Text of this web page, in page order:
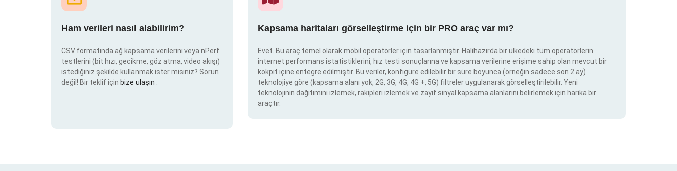
Ham verileri nasıl alabilirim?
CSV formatında ağ kapsama verilerini veya nPerf
testlerini (bit hızı, gecikme, göz atma, video akışı)
istediğiniz şekilde kullanmak ister misiniz? Sorun
değil! Bir teklif için bize ulaşın
Kapsama haritaları görselleştirme için bir PRO araç var mı?
Evet. Bu araç temel olarak mobil operatörler için tasarlanmıştır. Halihazırda bir ülkedeki tüm operatörlerin
internet performans istatistiklerini, hız testi sonuçlarına ve kapsama verilerine erişime sahip olan mevcut bir
kokpit içine entegre edilmiştir. Bu veriler, konfigüre edilebilir bir süre boyunca (örneğin sadece son 2 ay)
teknolojiye göre (kapsama alanı yok, 2G, 3G, 4G, 4G +, 5G) filtreler uygulanarak görselleştirilebilir. Yeni
teknolojinin dağıtımını izlemek, rakipleri izlemek ve zayıf sinyal kapsama alanlarını belirlemek için harika bir
araçtır.